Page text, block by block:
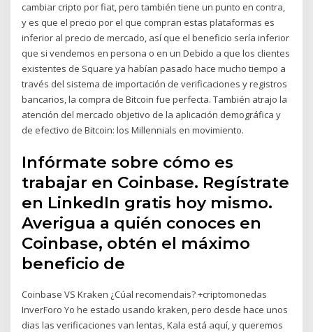
cambiar cripto por fiat, pero también tiene un punto en contra,
y es que el precio por el que compran estas plataformas es
inferior al precio de mercado, así que el beneficio sería inferior
que si vendemos en persona o en un Debido a que los clientes
existentes de Square ya habían pasado hace mucho tiempo a
través del sistema de importación de verificaciones y registros
bancarios, la compra de Bitcoin fue perfecta. También atrajo la
atención del mercado objetivo de la aplicación demográfica y
de efectivo de Bitcoin: los Millennials en movimiento.
Infórmate sobre cómo es
trabajar en Coinbase. Regístrate
en LinkedIn gratis hoy mismo.
Averigua a quién conoces en
Coinbase, obtén el máximo
beneficio de
Coinbase VS Kraken ¿Cúal recomendais? +criptomonedas
InverForo Yo he estado usando kraken, pero desde hace unos
dias las verificaciones van lentas, Kala está aquí, y queremos